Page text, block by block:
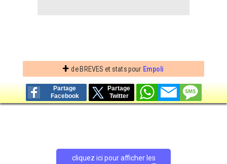
+ de BREVES et stats pour Empoli
Partage
Facebook
Partage
Twitter
cliquez ici pour afficher les